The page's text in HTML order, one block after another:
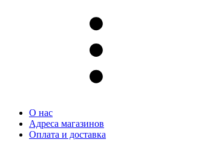
О нас
Адреса магазинов
Оплата и доставка